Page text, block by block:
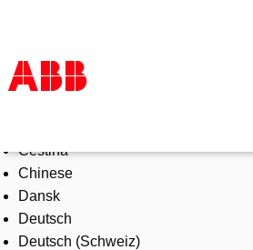
Produkte und Leistungen
Branchenlösungen
Service
Über uns
Vertriebspartner finden
Čeština
Chinese
Dansk
Deutsch
Deutsch (Schweiz)